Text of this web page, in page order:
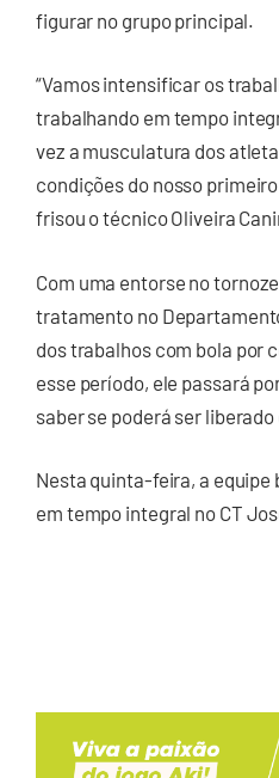
figurar no grupo principal.
“Vamos intensificar os
trabalhando em tempo
vez a musculatura dos
condições do nosso
frisou o técnico Oliveira
Com uma entorse no
tratamento no
dos trabalhos com bola por
esse período, ele passará
saber se poderá ser
Nesta quinta-feira, a
em tempo integral no CT